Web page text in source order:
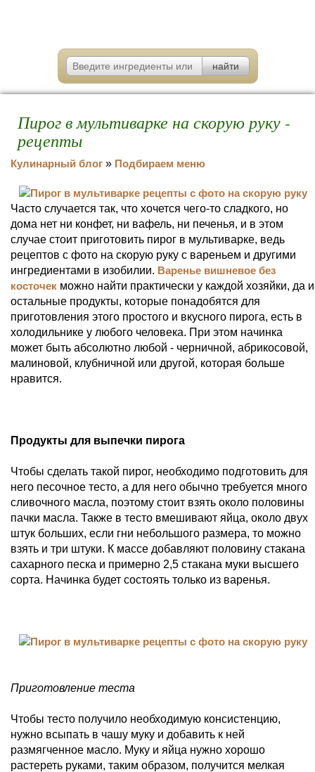
Пирог в мультиварке на скорую руку -
рецепты
Кулинарный блог » Подбираем меню
Часто случается так, что хочется чего-то сладкого, но
дома нет ни конфет, ни вафель, ни печенья, и в этом
случае стоит приготовить пирог в мультиварке, ведь
рецептов с фото на скорую руку с вареньем и другими
ингредиентами в изобилии. Варенье вишневое без
косточек можно найти практически у каждой хозяйки, да и
остальные продукты, которые понадобятся для
приготовления этого простого и вкусного пирога, есть в
холодильнике у любого человека. При этом начинка
может быть абсолютно любой - черничной, абрикосовой,
малиновой, клубничной или другой, которая больше
нравится.
Продукты для выпечки пирога
Чтобы сделать такой пирог, необходимо подготовить для
него песочное тесто, а для него обычно требуется много
сливочного масла, поэтому стоит взять около половины
пачки масла. Также в тесто вмешивают яйца, около двух
штук больших, если гни небольшого размера, то можно
взять и три штуки. К массе добавляют половину стакана
сахарного песка и примерно 2,5 стакана муки высшего
сорта. Начинка будет состоять только из варенья.
Приготовление теста
Чтобы тесто получило необходимую консистенцию,
нужно всыпать в чашу муку и добавить к ней
размягченное масло. Муку и яйца нужно хорошо
растереть руками, таким образом, получится мелкая